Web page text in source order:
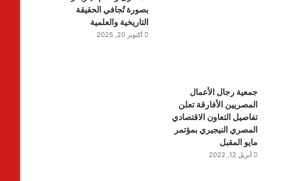
بصورة تُجافي الحقيقة
التاريخية والعلمية
أكتوبر 20, 2025
جمعية رجال الأعمال
المصريين الأفارقة تعلن
تفاصيل التعاون الاقتصادي
المصري النيجيري بمؤتمر
مايو المقبل
أبريل 12, 2022